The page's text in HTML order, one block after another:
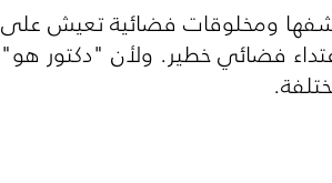
ومخلوقات فضائية تعيش على
فضائي خطير. ولأن "دكتور